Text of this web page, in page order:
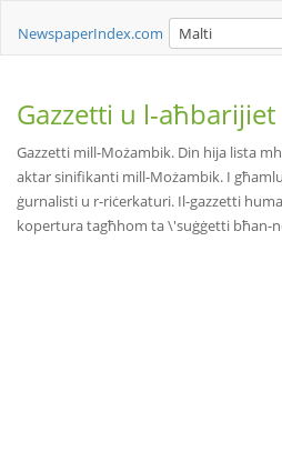
NewspaperIndex.com Malti
Gazzetti u l-
Gazzetti mill-Możambik. Din hija lista
aktar sinifikanti mill-Możambik. I
ġurnalisti u r-riċerkaturi. Il-gazzetti
kopertura tagħhom ta \'suġġetti bħan-